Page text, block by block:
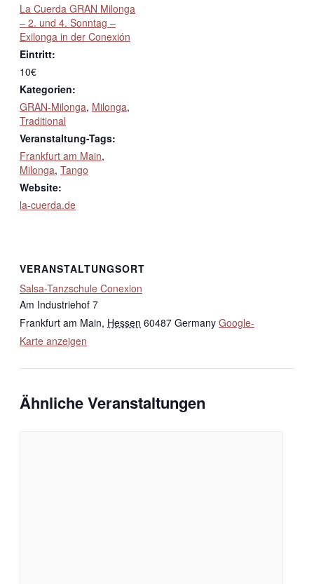
La Cuerda GRAN Milonga
– 2. und 4. Sonntag –
Exilonga in der Conexión
Eintritt:
10€
Kategorien:
GRAN-Milonga, Milonga,
Traditional
Veranstaltung-Tags:
Frankfurt am Main,
Milonga, Tango
Website:
la-cuerda.de
VERANSTALTUNGSORT
Salsa-Tanzschule Conexion
Am Industriehof 7
Frankfurt am Main, Hessen 60487 Germany Google-
Karte anzeigen
Ähnliche Veranstaltungen